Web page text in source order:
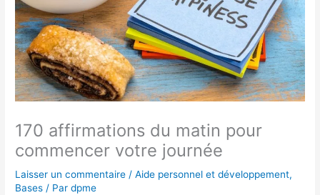
170 affirmations du matin pour
commencer votre journée
Laisser un commentaire /Aide personnel et développement,
Bases / Pardpme